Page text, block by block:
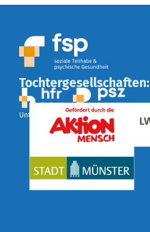
Tochtergesellschaften:
Unterstützt durch: